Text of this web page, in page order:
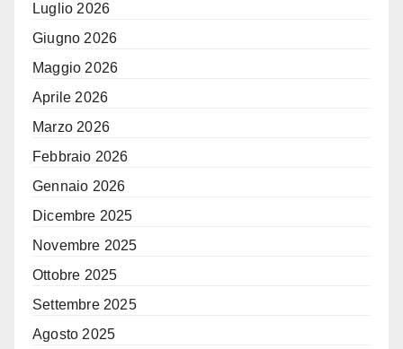
Luglio 2026
Giugno 2026
Maggio 2026
Aprile 2026
Marzo 2026
Febbraio 2026
Gennaio 2026
Dicembre 2025
Novembre 2025
Ottobre 2025
Settembre 2025
Agosto 2025